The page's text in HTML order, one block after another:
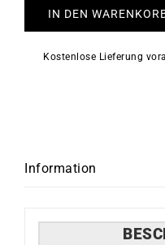
IN DEN
Kostenlose Lieferung
Information